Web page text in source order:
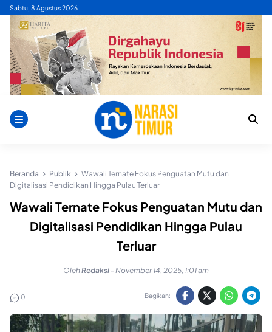
Skip
content
Sabtu, 8 Agustus 2026
Beranda Publik
Wawali Ternate Fokus Penguatan Mutu dan
Digitalisasi Pendidikan Hingga Pulau Terluar
Wawali Ternate Fokus Penguatan Mutu dan
Digitalisasi Pendidikan Hingga Pulau
Terluar
OlehRedaksi - November 14, 2025, 1:01 am
0 Bagikan: